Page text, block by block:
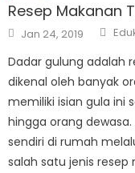
Resep Makanan
Posted
on
Jan 24, 2019
Dadar gulung adalah
dikenal oleh banyak
memiliki isian gula ini
hingga orang
sendiri di rumah
salah satu jenis